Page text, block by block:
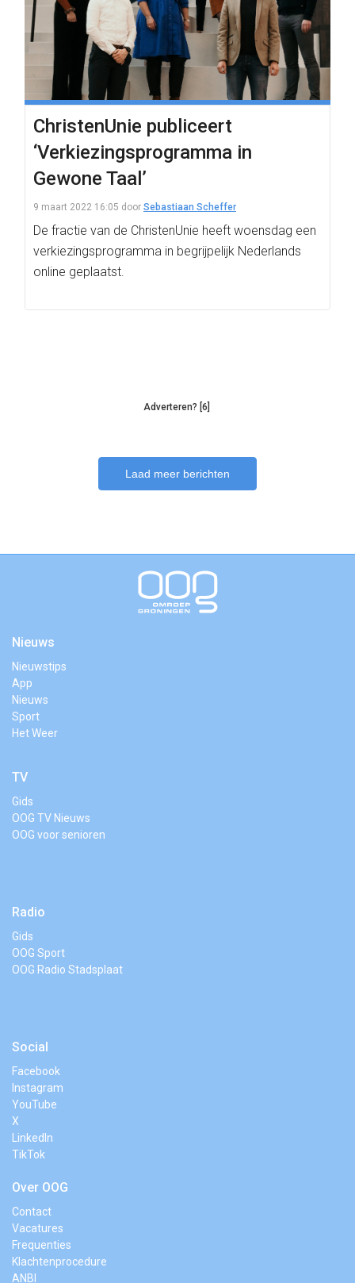
ChristenUnie publiceert
‘Verkiezingsprogramma in
Gewone Taal’
9 maart 2022 16:05 door Sebastiaan Scheffer
De fractie van de ChristenUnie heeft woensdag een
verkiezingsprogramma in begrijpelijk Nederlands
online geplaatst.
Adverteren? [6]
Laad meer berichten
Nieuws
Nieuwstips
App
Nieuws
Sport
Het Weer
TV
Gids
OOG TV Nieuws
OOG voor senioren
Radio
Gids
OOG Sport
OOG Radio Stadsplaat
Social
Facebook
Instagram
YouTube
X
LinkedIn
TikTok
Over OOG
Contact
Vacatures
Frequenties
Klachtenprocedure
ANBI